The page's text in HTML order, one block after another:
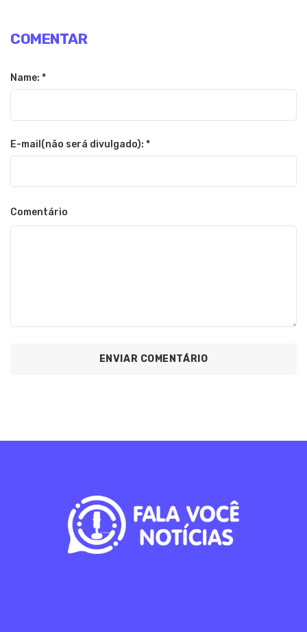
COMENTAR
Name: *
E-mail(não será divulgado): *
Comentário